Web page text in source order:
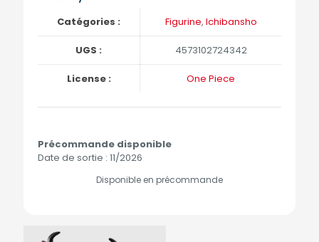
Catégories : Figurine, Ichibansho
UGS : 4573102724342
License : One Piece
Précommande disponible
Date de sortie : 11/2026
Disponible en précommande